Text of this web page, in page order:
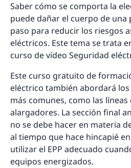
Saber cómo se comporta la
puede dañar el cuerpo de
paso para reducir los riesgos
eléctricos. Este tema se trata
curso de vídeo Seguridad
Este curso gratuito de
eléctrico también abordará
más comunes, como las
alargadores. La sección final
no se debe hacer en materia
al tiempo que hace hincapié
utilizar el EPP adecuado
equipos energizados.